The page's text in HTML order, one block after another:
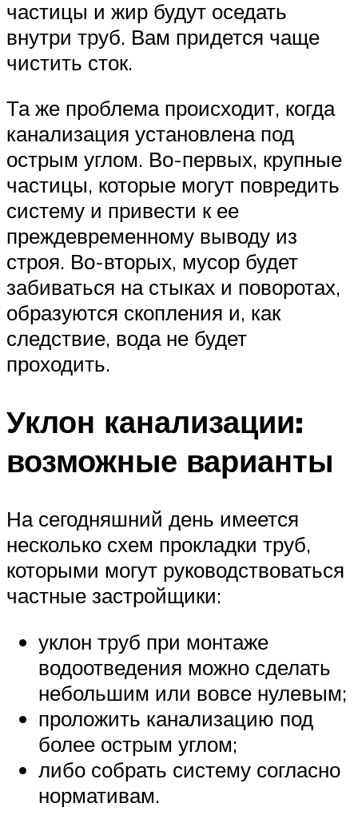
частицы и жир будут оседать
внутри труб. Вам придется чаще
чистить сток.
Та же проблема происходит, когда
канализация установлена под
острым углом. Во-первых, крупные
частицы, которые могут повредить
систему и привести к ее
преждевременному выводу из
строя. Во-вторых, мусор будет
забиваться на стыках и поворотах,
образуются скопления и, как
следствие, вода не будет
проходить.
Уклон канализации:
возможные варианты
На сегодняшний день имеется
несколько схем прокладки труб,
которыми могут руководствоваться
частные застройщики:
уклон труб при монтаже
водоотведения можно сделать
небольшим или вовсе нулевым;
проложить канализацию под
более острым углом;
либо собрать систему согласно
нормативам.